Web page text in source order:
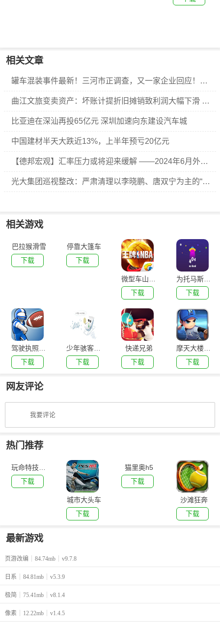
相关文章
罐车混装事件最新！三河市正调查，又一家企业回应！混装油会对人体产生什么影响？
曲江文旅变卖资产：坏账计提折旧摊销致利润大幅下滑 回款减少之下如何应对偿债压力
比亚迪在深汕再投65亿元 深圳加速向东建设汽车城
中国建材半天大跌近13%，上半年预亏20亿元
【德邦宏观】汇率压力或将迎来缓解 ——2024年6月外汇储备数据点评
光大集团巡视整改：严肃清理以李晓鹏、唐双宁为主的“关系户”“小圈子”
相关游戏
巴拉猴滑雪
下载
停靠大篷车
下载
下载
下载
下载
下载
快递兄弟
下载
下载
网友评论
我要评论
热门推荐
下载
城市大头车
下载
猫里奥h5
下载
沙滩狂奔
下载
最新游戏
页游改编 84.74mb v9.7.8
日系 84.81mb v5.3.9
极简 75.41mb v8.1.4
像素 12.22mb v1.4.5